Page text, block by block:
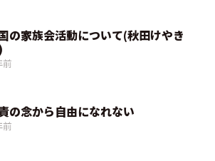
の家族会活動について(秋田けやき
前
の念から自由になれない
前